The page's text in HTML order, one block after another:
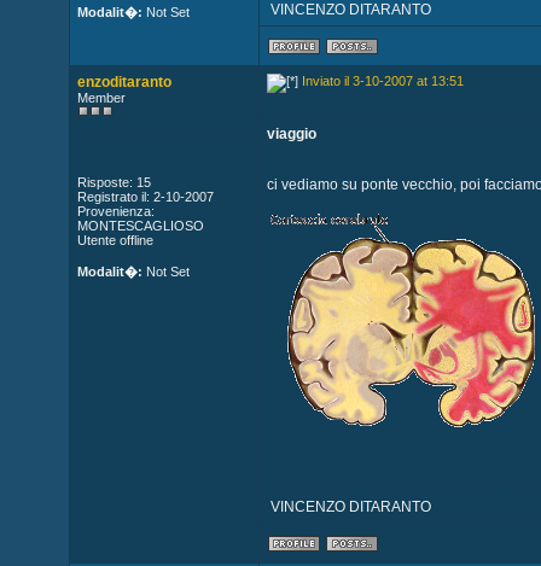
Modalit�: Not Set VINCENZO DITARANTO
enzoditaranto
Member
Risposte: 15
Registrato il: 2-10-2007
Provenienza:
MONTESCAGLIOSO
Utente offline
Modalit�: Not Set
Inviato il 3-10-2007 at 13:51
viaggio
ci vediamo su ponte vecchio, poi
VINCENZO DITARANTO